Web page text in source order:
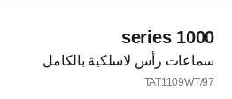
1000 series
سماعات رأس لاسلكية بالكامل
TAT1109WT/97